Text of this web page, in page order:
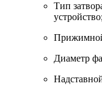
Тип
устройство;
Диаметр